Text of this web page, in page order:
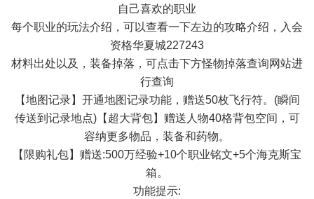
自己喜欢的职业
每个职业的玩法介绍，可以查看一下左边的攻略介绍，入会
资格华夏城227243
材料出处以及，装备掉落，可点击下方怪物掉落查询网站进
行查询
【地图记录】开通地图记录功能，赠送50枚飞行符。(瞬间
传送到记录地点)【超大背包】赠送人物40格背包空间，可
容纳更多物品，装备和药物。
【限购礼包】赠送:500万经验+10个职业铭文+5个海克斯宝
箱。
功能提示: